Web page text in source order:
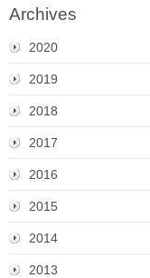
Archives
2020
2019
2018
2017
2016
2015
2014
2013